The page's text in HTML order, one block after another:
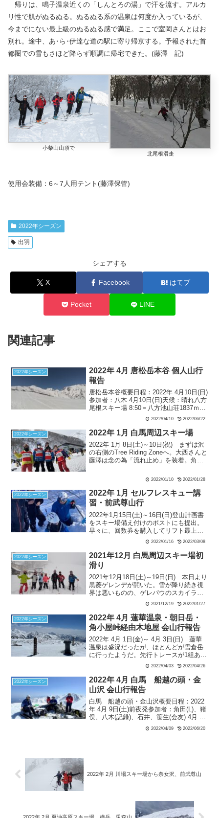
帰りは、鳴子温泉近くの「しんとろの湯」で汗を流す。アルカ
リ性で肌がぬるぬる。ぬるぬる系の温泉は何度か入っているが、
今までにない最上級のぬるぬる感で満足。ここで室岡さんとはお
別れ。途中、あ･ら･伊達な道の駅に寄り帰京する。予報された首
都圏での雪もさほど降らず順調に帰宅できた。(藤澤 記)
小柴山山頂で
北尾根滑走
使用会装備：6～7人用テント(藤澤保管)
2022年シーズン
出羽
シェアする
X Facebook はてブ
Pocket LINE
関連記事
2022年シーズン
2022年 4月 唐松岳本谷 個人山行
報告
唐松岳本谷概要日程：2022年 4月10日(日)
参加者：八木 4月10日(日)天候：晴れ八方
尾根スキー場 8:50＝八方池山荘1837ｍ
9:30…丸山2433ｍ11:15…唐松岳頂上山荘
2660...
2022/04/10 2022/06/22
2022年シーズン 2022年 1月 白馬周辺スキー場
2022年 1月 8日(土)～10日(祝) まずは沢
の右側のTree Riding Zoneへ。大西さんと
藤澤は念の為「流れ止め」を装着。角田
れたが、、、昨日今日と降っていない割
にはあまり荒らされておらずそこそこの
雪質。ゲレンデに戻る所がかなり落ちて
いて回り込む。2回目は沢の左側のエリ
ア。雪はそこそこだが木が密だ。急斜面
を滑っていた角田さんが転倒して板を外
す。片方が見つからず、皆で探す。しば
らくして藤澤はゴンドラ駅のパトロール
事務所に行ってスコップ・ゾンデ・目印
2022/01/10 2022/01/28
2022年シーズン
2022年 1月 セルフレスキュー講
習・前武尊山行
2022年1月15日(土)～16日(日)登山計画書
をスキー場備え付けのポストにも提出。
早々に、回数券を購入してリフト最上部
に到着。地図による、本日の行動予定を
回実施。リスク回避の重要性を認識する
ために、先行者のトレースを使用すると
判断した要因や、先行者がルートの山側
に居る場合など、行動の注意点などを確
認しながらのハイクアップとなった。微
風と晴天ですぐに汗が噴き出す。
2022/01/16 2022/03/08
2022年シーズン
2021年12月 白馬周辺スキー場初
滑り
2021年12月18日(土)～19日(日) 本日より
黒菱ゲレンデが開いた。雪が降り続き視
界は悪いものの、ゲレパウのスカイライ
ンコースは快適そのもの。シーズン初め
皆同じで、下のリフトは長蛇の列だっ
た。
2021/12/19 2022/01/27
2022年シーズン
2022年 4月 蓮華温泉・朝日岳・
角小屋峠経由木地屋 会山行報告
2022年 4月 1日(金)～ 4月 3日(日) 蓮華
温泉は盛況だったが、ほとんどが雪倉岳
に行ったようだ。先行トレースが1組あっ
て、てっきり私はそのパーティも朝日岳
てしまった。途中後続のメンバーから無
線が入り、「彼らはどうやら赤男山に向
かっているのでは」と言われ、その時に
GPSで確認をしてルートが間違っていた
ことに気付く。そしてすぐ右にルートを
修正して、本来のルートに戻り、吹上の
2022/04/03 2022/04/26
2022年シーズン
2022年 4月 白馬 船越の頭・金
山沢 会山行報告
白馬 船越の頭・金山沢概要日程：2022
年 4月 9日(土)前夜発参加者：角田(L)、猪
俣、八木(記録)、石井、笹生(会友) 4月 9
日(土)天候：晴れ栂池高原スキー場 8:50
＝栂池自然園駅1820m 9:50…船越の頭
2022/04/09 2022/06/20
2022年 2月 川場スキー場から奈女沢、前武尊山